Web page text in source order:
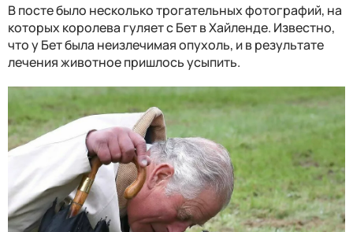
В посте было несколько трогательных фотографий, на
которых королева гуляет с Бет в Хайленде. Известно,
что у Бет была неизлечимая опухоль, и в результате
лечения животное пришлось усыпить.